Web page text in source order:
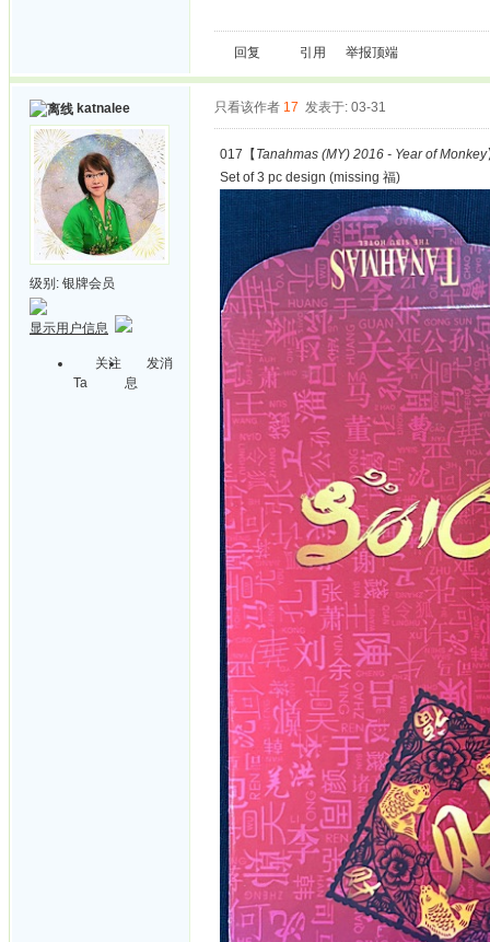
回复 引用 举报顶端
katnalee
级别: 银牌会员
显示用户信息
关注
Ta
发消
息
只看该作者 17 发表于: 03-31
017【 Tanahmas (MY) 2016 - Year of Monkey
Set of 3 pc design (missing 福)